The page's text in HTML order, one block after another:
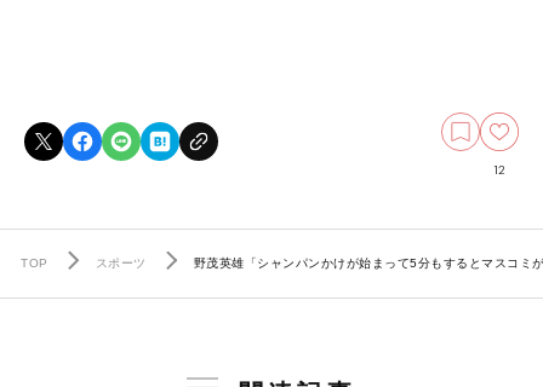
12
TOP スポーツ 野茂英雄「シャンパンかけが始まって5分もするとマスコ